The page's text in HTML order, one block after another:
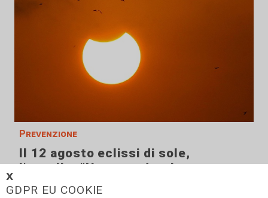
𝗫
GDPR EU COOKIE
Prevenzione
Il 12 agosto eclissi di sole,
l'appello: "Non guardatela senza
protezioni"